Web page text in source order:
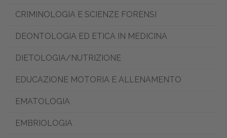
CRIMINOLOGIA E SCIENZE FORENSI
DEONTOLOGIA ED ETICA IN MEDICINA
DIETOLOGIA/NUTRIZIONE
EDUCAZIONE MOTORIA E ALLENAMENTO
EMATOLOGIA
EMBRIOLOGIA